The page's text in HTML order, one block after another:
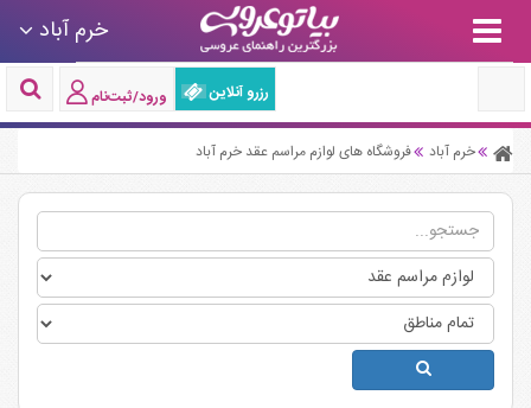
خرم آباد
رزرو آنلاین ورود/ثبت‌نام
خرم آباد فروشگاه های لوازم مراسم عقد خرم آباد